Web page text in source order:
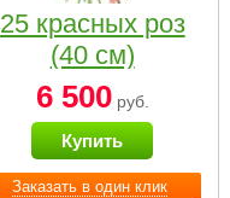
Заказать в один клик
25 красных роз
(40 см)
6 500руб.
Купить